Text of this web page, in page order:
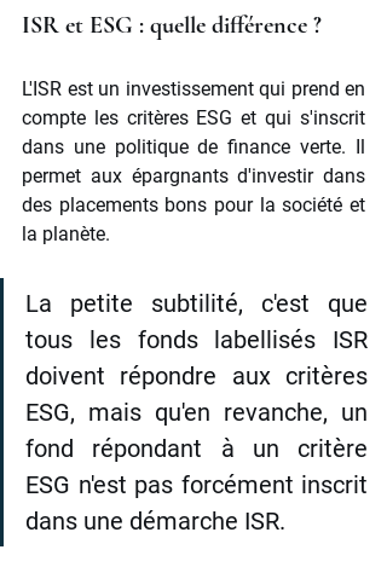
ISR et ESG : quelle différence ?
L'ISR est un investissement qui prend en
compte les critères ESG et qui s'inscrit
dans une politique de finance verte. Il
permet aux épargnants d'investir dans
des placements bons pour la société et
la planète.
La petite subtilité, c'est que
tous les fonds labellisés ISR
doivent répondre aux critères
ESG, mais qu'en revanche, un
fond répondant à un critère
ESG n'est pas forcément inscrit
dans une démarche ISR.